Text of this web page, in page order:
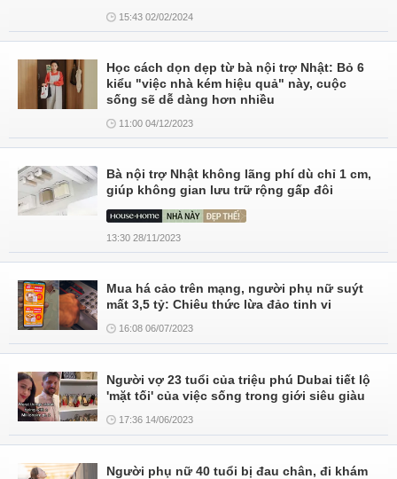
15:43 02/02/2024
Học cách dọn dẹp từ bà nội trợ Nhật: Bỏ 6
kiểu "việc nhà kém hiệu quả" này, cuộc
sống sẽ dễ dàng hơn nhiều
11:00 04/12/2023
Bà nội trợ Nhật không lãng phí dù chỉ 1 cm,
giúp không gian lưu trữ rộng gấp đôi
13:30 28/11/2023
Mua há cảo trên mạng, người phụ nữ suýt
mất 3,5 tỷ: Chiêu thức lừa đảo tinh vi
16:08 06/07/2023
Người vợ 23 tuổi của triệu phú Dubai tiết lộ
'mặt tối' của việc sống trong giới siêu giàu
17:36 14/06/2023
Người phụ nữ 40 tuổi bị đau chân, đi khám